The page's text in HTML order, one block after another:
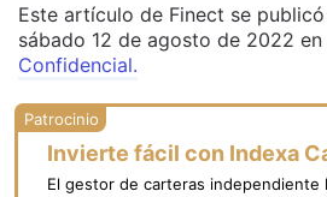
Este artículo de Finect se
sábado 12 de agosto de 2022 en
Confidencial.
Invierte fácil con Indexa
El gestor de carteras independiente